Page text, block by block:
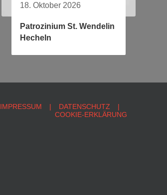
18. Oktober 2026
Patrozinium St. Wendelin
Hecheln
IMPRESSUM
DATENSCHUTZ
COOKIE-ERKLÄRUNG